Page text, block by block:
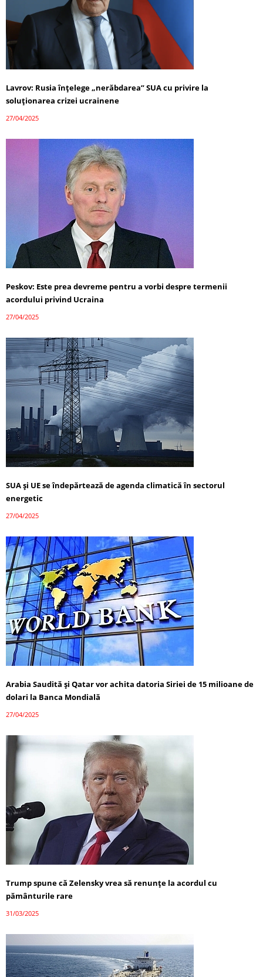
Lavrov: Rusia înțelege „nerăbdarea” SUA cu privire la
soluționarea crizei ucrainene
27/04/2025
Peskov: Este prea devreme pentru a vorbi despre termenii
acordului privind Ucraina
27/04/2025
SUA și UE se îndepărtează de agenda climatică în sectorul
energetic
27/04/2025
Arabia Saudită și Qatar vor achita datoria Siriei de 15 milioane de
dolari la Banca Mondială
27/04/2025
Trump spune că Zelensky vrea să renunțe la acordul cu
pământurile rare
31/03/2025